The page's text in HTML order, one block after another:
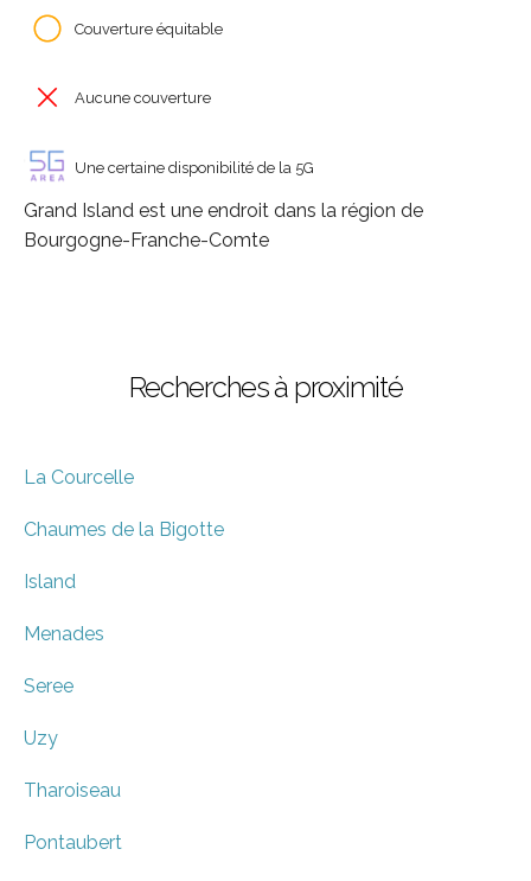
Couverture équitable
Aucune couverture
Une certaine disponibilité de la 5G
Grand Island est une endroit dans la région de
Bourgogne-Franche-Comte
Recherches à proximité
La Courcelle
Chaumes de la Bigotte
Island
Menades
Seree
Uzy
Tharoiseau
Pontaubert